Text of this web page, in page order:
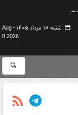
شنبه ۱۷ مرداد ۱۴۰۵ -
Aug
8 2026